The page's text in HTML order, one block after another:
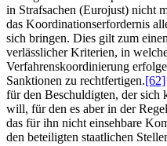
in Strafsachen (Eurojust) nicht
das Koordinationserfordernis
sich bringen. Dies gilt zum
verlässlicher Kriterien, in
Verfahrenskoordinierung
Sanktionen zu rechtfertigen.[62]
für den Beschuldigten, der
will, für den es aber in der
das für ihn nicht einsehbare
den beteiligten staatlichen